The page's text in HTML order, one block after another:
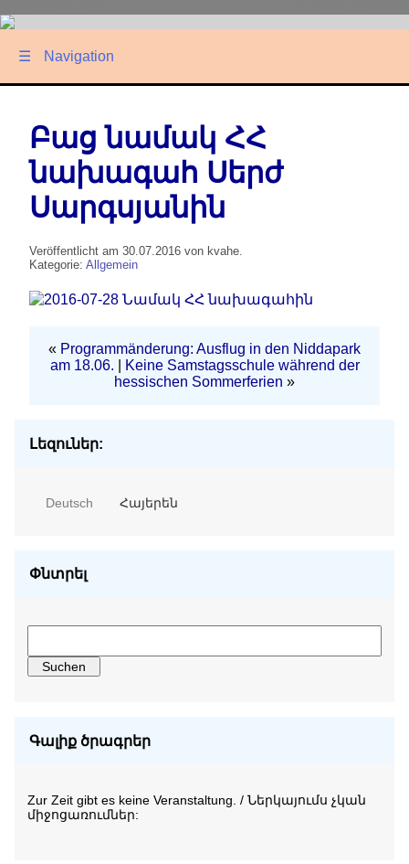
☰ Navigation
Բաց նամակ ՀՀ
նախագահ Սերժ
Սարգսյանին
Veröffentlicht am 30.07.2016 von kvahe.
Kategorie: Allgemein
« Programmänderung: Ausflug in den Niddapark
am 18.06.
Keine Samstagsschule während der
hessischen Sommerferien »
Լեզուներ:
Deutsch Հայերեն
Փնտրել
Գալիք ծրագրեր
Zur Zeit gibt es keine Veranstaltung. / Ներկայումս չկան
միջոցառումներ: